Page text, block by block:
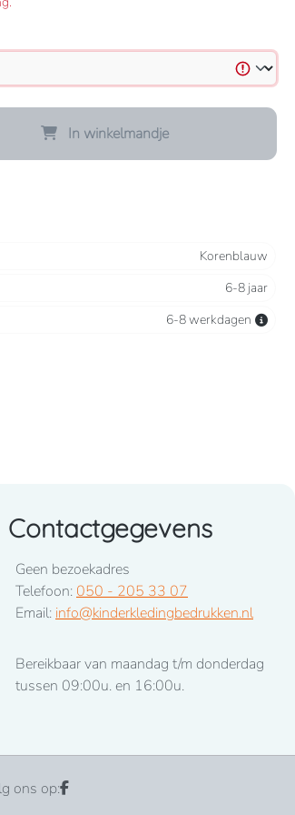
de gewenste
In winkelmandje
Korenblauw
6-8 jaar
6-8 werkdagen
Contactgegevens
Geen bezoekadres
Telefoon: 050 - 205 33 07
Email: info@kinderkledingbedrukken.nl
Bereikbaar van maandag t/m donderdag
tussen 09:00u. en 16:00u.
ons op: